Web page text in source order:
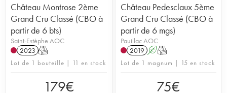
Château Montrose 2ème
Grand Cru Classé (CBO à
partir de 6 bts)
Saint-Estèphe AOC
2023 T
Lot de 1 bouteille | 11 en stock
179€
Château Pedesclaux 5ème
Grand Cru Classé (CBO à
partir de 6 mgs)
Pauillac AOC
2019 AT
Lot de 1 magnum | 15 en stock
75€